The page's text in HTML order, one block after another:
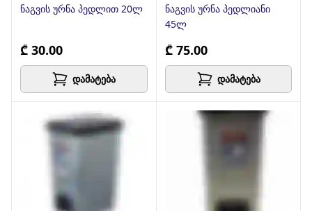
ნაგვის ურნა პედლით 20ლ
₾ 30.00
დამატება
ნაგვის ურნა პედლიანი
45ლ
₾ 75.00
დამატება